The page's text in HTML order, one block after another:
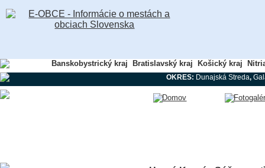
Banskobystrický kraj Bratislavský kraj Košický kraj
OKRES: Dunajská Streda,